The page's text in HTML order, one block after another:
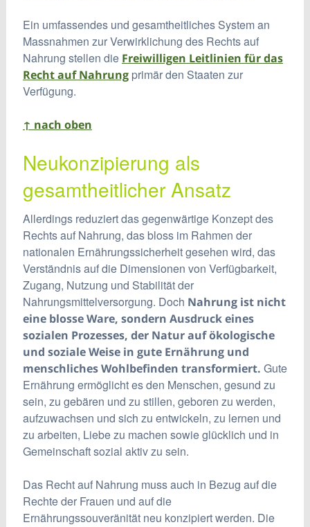
Ein umfassendes und gesamtheitliches System an
Massnahmen zur Verwirklichung des Rechts auf
Nahrung stellen die Freiwilligen Leitlinien für das
Recht auf Nahrungprimär den Staaten zur
Verfügung.
↑ nach oben
Neukonzipierung als
gesamtheitlicher Ansatz
Allerdings reduziert das gegenwärtige Konzept des
Rechts auf Nahrung, das bloss im Rahmen der
nationalen Ernährungssicherheit gesehen wird, das
Verständnis auf die Dimensionen von Verfügbarkeit,
Zugang, Nutzung und Stabilität der
Nahrungsmittelversorgung. Doch Nahrung ist nicht
eine blosse Ware, sondern Ausdruck eines
sozialen Prozesses, der Natur auf ökologische
und soziale Weise in gute Ernährung und
menschliches Wohlbefinden transformiert. Gute
Ernährung ermöglicht es den Menschen, gesund zu
sein, zu gebären und zu stillen, geboren zu werden,
aufzuwachsen und sich zu entwickeln, zu lernen und
zu arbeiten, Liebe zu machen sowie glücklich und in
Gemeinschaft sozial aktiv zu sein.
Das Recht auf Nahrung muss auch in Bezug auf die
Rechte der Frauen und auf die
Ernährungssouveränität neu konzipiert werden. Die